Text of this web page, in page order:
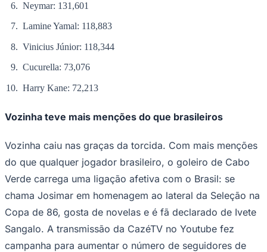
Santos
Neymar: 131,601
Lamine Yamal: 118,883
Vinicius Júnior: 118,344
Cucurella: 73,076
Harry Kane: 72,213
Vozinha teve mais menções do que brasileiros
Vozinha caiu nas graças da torcida. Com mais menções
do que qualquer jogador brasileiro, o goleiro de Cabo
Verde carrega uma ligação afetiva com o Brasil: se
chama Josimar em homenagem ao lateral da Seleção na
Copa de 86, gosta de novelas e é fã declarado de Ivete
Sangalo. A transmissão da CazéTV no Youtube fez
campanha para aumentar o número de seguidores de